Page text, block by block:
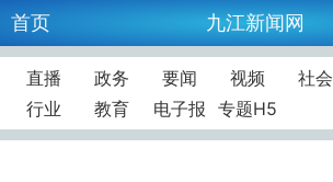
首页 九江新闻网
直播 政务 要闻 视频 社会
行业
教育 电子报 专题H5